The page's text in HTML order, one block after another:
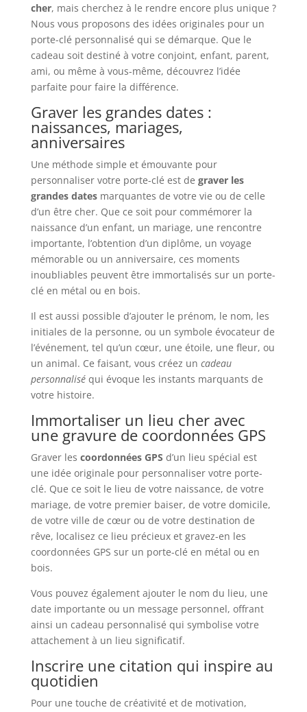
cher, mais cherchez à le rendre encore plus unique ?
Nous vous proposons des idées originales pour un
porte-clé personnalisé qui se démarque. Que le
cadeau soit destiné à votre conjoint, enfant, parent,
ami, ou même à vous-même, découvrez l’idée
parfaite pour faire la différence.
Graver les grandes dates :
naissances, mariages,
anniversaires
Une méthode simple et émouvante pour
personnaliser votre porte-clé est de graver les
grandes datesmarquantes de votre vie ou de celle
d’un être cher. Que ce soit pour commémorer la
naissance d’un enfant, un mariage, une rencontre
importante, l’obtention d’un diplôme, un voyage
mémorable ou un anniversaire, ces moments
inoubliables peuvent être immortalisés sur un porte-
clé en métal ou en bois.
Il est aussi possible d’ajouter le prénom, le nom, les
initiales de la personne, ou un symbole évocateur de
l’événement, tel qu’un cœur, une étoile, une fleur, ou
un animal. Ce faisant, vous créez un cadeau
personnaliséqui évoque les instants marquants de
votre histoire.
Immortaliser un lieu cher avec
une gravure de coordonnées GPS
Graver les coordonnées GPS d’un lieu spécial est
une idée originale pour personnaliser votre porte-
clé. Que ce soit le lieu de votre naissance, de votre
mariage, de votre premier baiser, de votre domicile,
de votre ville de cœur ou de votre destination de
rêve, localisez ce lieu précieux et gravez-en les
coordonnées GPS sur un porte-clé en métal ou en
bois.
Vous pouvez également ajouter le nom du lieu, une
date importante ou un message personnel, offrant
ainsi un cadeau personnalisé qui symbolise votre
attachement à un lieu significatif.
Inscrire une citation qui inspire au
quotidien
Pour une touche de créativité et de motivation,